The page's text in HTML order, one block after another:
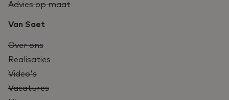
Advies op maat
Van Saet
Over ons
Realisaties
Video's
Vacatures